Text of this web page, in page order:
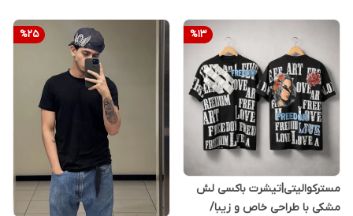
%13
مسترکوالیتی|تیشرت باکسی لش
مشکی با طراحی خاص و زیبا/
%25